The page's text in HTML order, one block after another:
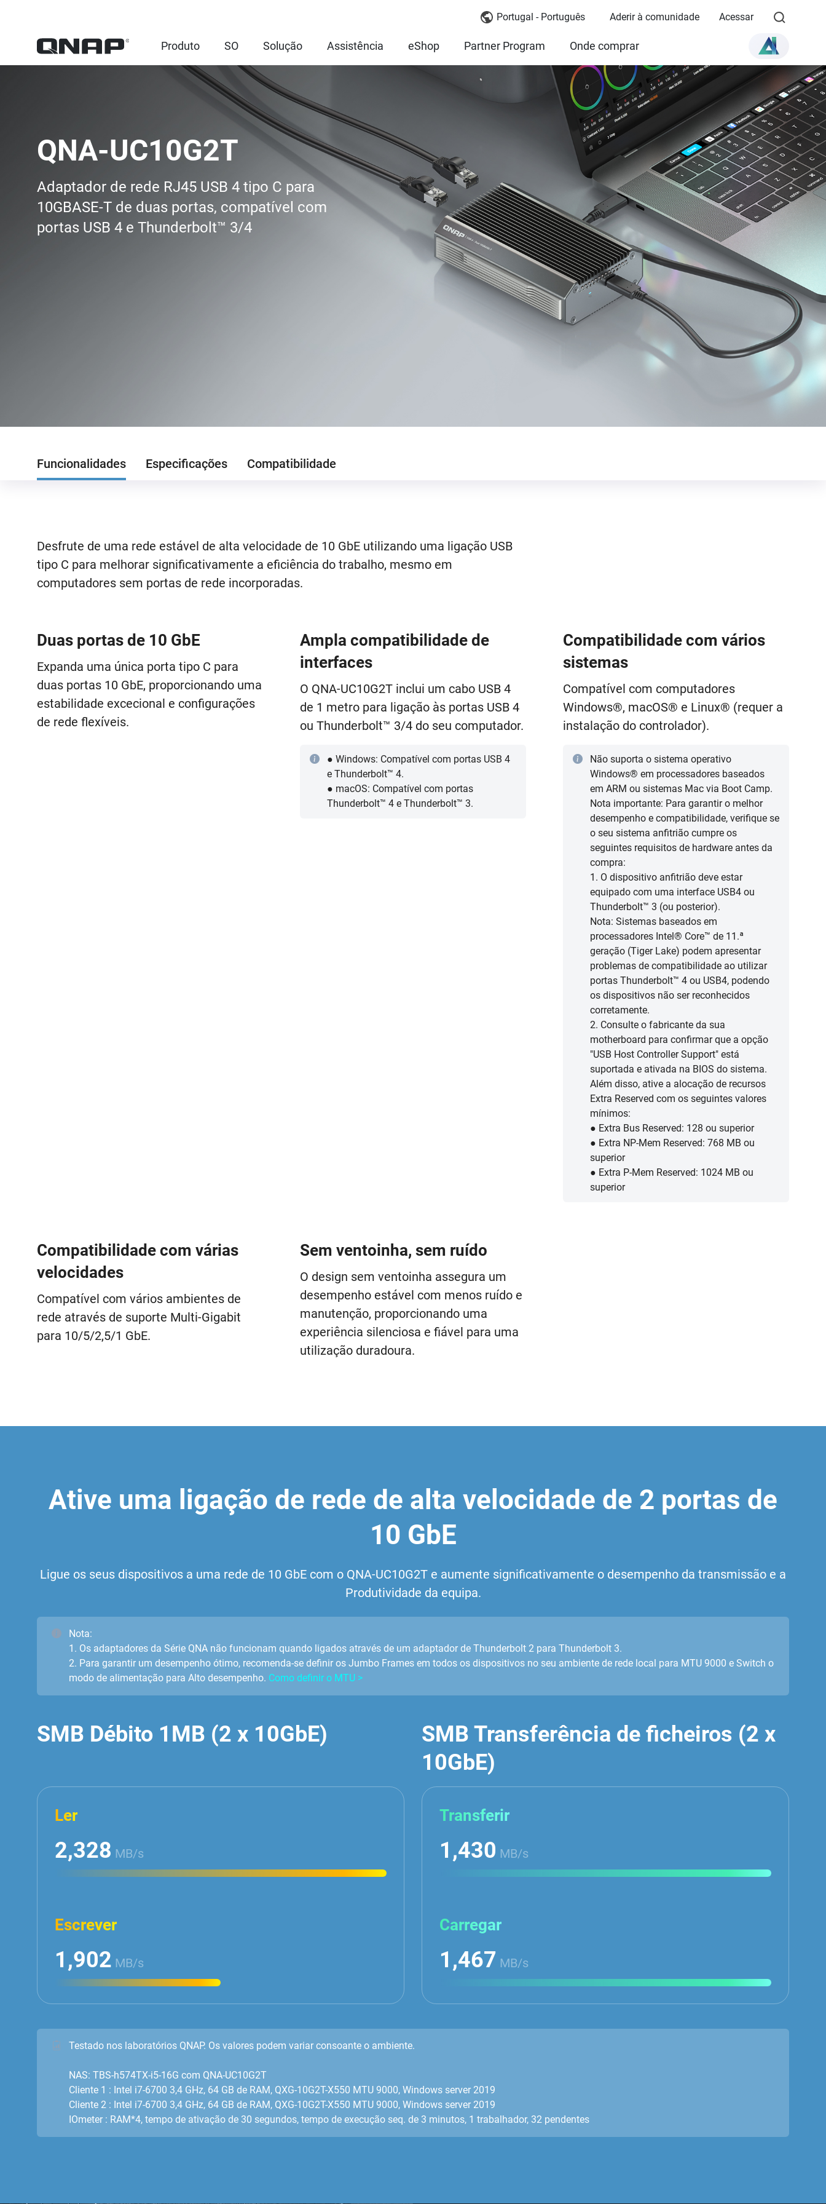
Portugal - Português Aderir à comunidade Acessar
Produto SO Solução Assistência eShop Partner Program Onde comprar
QNA-UC10G2T
Adaptador de rede RJ45 USB 4 tipo C para
10GBASE-T de duas portas, compatível com
portas USB 4 e Thunderbolt™ 3/4
Funcionalidades Especificações Compatibilidade
Desfrute de uma rede estável de alta velocidade de 10 GbE utilizando uma ligação USB
tipo C para melhorar significativamente a eficiência do trabalho, mesmo em
computadores sem portas de rede incorporadas.
Duas portas de 10 GbE
Expanda uma única porta tipo C para
duas portas 10 GbE, proporcionando uma
estabilidade excecional e configurações
de rede flexíveis.
Ampla compatibilidade de
interfaces
O QNA-UC10G2T inclui um cabo USB 4
de 1 metro para ligação às portas USB 4
ou Thunderbolt™ 3/4 do seu computador.
● Windows: Compatível com portas USB 4
e Thunderbolt™ 4.
● macOS: Compatível com portas
Thunderbolt™ 4 e Thunderbolt™ 3.
Compatibilidade com vários
sistemas
Compatível com computadores
Windows®, macOS® e Linux® (requer a
instalação do controlador).
Não suporta o sistema operativo
Windows® em processadores baseados
em ARM ou sistemas Mac via Boot Camp.
Nota importante: Para garantir o melhor
desempenho e compatibilidade, verifique se
o seu sistema anfitrião cumpre os
seguintes requisitos de hardware antes da
compra:
1. O dispositivo anfitrião deve estar
equipado com uma interface USB4 ou
Thunderbolt™ 3 (ou posterior).
Nota: Sistemas baseados em
processadores Intel® Core™ de 11.ª
geração (Tiger Lake) podem apresentar
problemas de compatibilidade ao utilizar
portas Thunderbolt™ 4 ou USB4, podendo
os dispositivos não ser reconhecidos
corretamente.
2. Consulte o fabricante da sua
motherboard para confirmar que a opção
"USB Host Controller Support" está
suportada e ativada na BIOS do sistema.
Além disso, ative a alocação de recursos
Extra Reserved com os seguintes valores
mínimos:
● Extra Bus Reserved: 128 ou superior
● Extra NP-Mem Reserved: 768 MB ou
superior
● Extra P-Mem Reserved: 1024 MB ou
superior
Compatibilidade com várias
velocidades
Compatível com vários ambientes de
rede através de suporte Multi-Gigabit
para 10/5/2,5/1 GbE.
Sem ventoinha, sem ruído
O design sem ventoinha assegura um
desempenho estável com menos ruído e
manutenção, proporcionando uma
experiência silenciosa e fiável para uma
utilização duradoura.
Ative uma ligação de rede de alta velocidade de 2 portas de
10 GbE
Ligue os seus dispositivos a uma rede de 10 GbE com o QNA-UC10G2T e aumente significativamente o desempenho da transmissão e a
Produtividade da equipa.
Nota:
1. Os adaptadores da Série QNA não funcionam quando ligados através de um adaptador de Thunderbolt 2 para Thunderbolt 3.
2. Para garantir um desempenho ótimo, recomenda-se definir os Jumbo Frames em todos os dispositivos no seu ambiente de rede local para MTU 9000 e Switch o
modo de alimentação para Alto desempenho. Como definir o MTU >
SMB Débito 1MB (2 x 10GbE)
Ler
2,328 MB/s
Escrever
1,902 MB/s
SMB Transferência de ficheiros (2 x
10GbE)
Transferir
1,430 MB/s
Carregar
1,467 MB/s
Testado nos laboratórios QNAP. Os valores podem variar consoante o ambiente.
NAS: TBS-h574TX-i5-16G com QNA-UC10G2T
Cliente 1 : Intel i7-6700 3,4 GHz, 64 GB de RAM, QXG-10G2T-X550 MTU 9000, Windows server 2019
Cliente 2 : Intel i7-6700 3,4 GHz, 64 GB de RAM, QXG-10G2T-X550 MTU 9000, Windows server 2019
IOmeter : RAM*4, tempo de ativação de 30 segundos, tempo de execução seq. de 3 minutos, 1 trabalhador, 32 pendentes